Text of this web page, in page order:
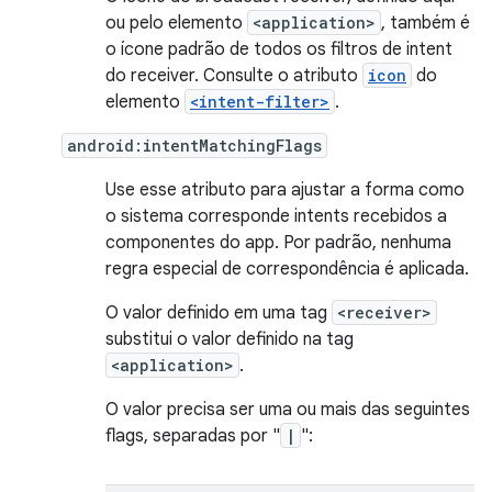
ou pelo elemento <application> , também é
o ícone padrão de todos os filtros de intent
do receiver. Consulte o atributo icon do
elemento <intent-filter> .
android:intentMatchingFlags
Use esse atributo para ajustar a forma como
o sistema corresponde intents recebidos a
componentes do app. Por padrão, nenhuma
regra especial de correspondência é aplicada.
O valor definido em uma tag <receiver>
substitui o valor definido na tag
<application> .
O valor precisa ser uma ou mais das seguintes
flags, separadas por " | ":